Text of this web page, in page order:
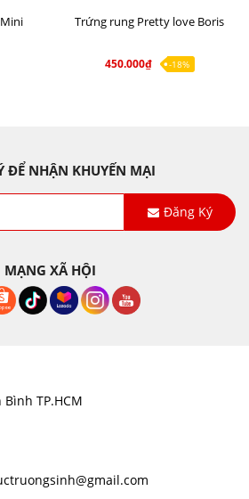
Trứng rung Pretty love Boris
450.000₫ -18%
ĐỂ NHẬN KHUYẾN MẠI
Đăng Ký
MẠNG XÃ HỘI
TP.HCM